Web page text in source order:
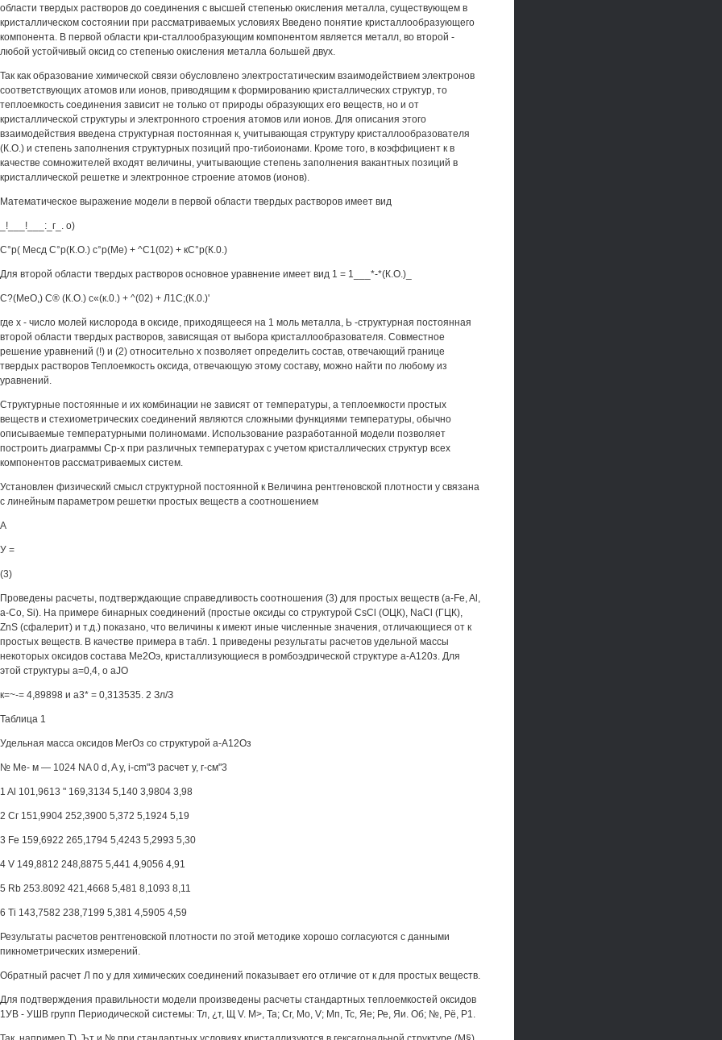
области твердых растворов до соединения с высшей степенью окисления металла, существующем в
кристаллическом состоянии при рассматриваемых условиях Введено понятие кристаллообразующего
компонента. В первой области кри-сталлообразующим компонентом является металл, во второй -
любой устойчивый оксид со степенью окисления металла большей двух.
Так как образование химической связи обусловлено электростатическим взаимодействием электронов
соответствующих атомов или ионов, приводящим к формированию кристаллических структур, то
теплоемкость соединения зависит не только от природы образующих его веществ, но и от
кристаллической структуры и электронного строения атомов или ионов. Для описания этого
взаимодействия введена структурная постоянная к, учитывающая структуру кристаллообразователя
(К.О.) и степень заполнения структурных позиций про-тибоионами. Кроме того, в коэффициент к в
качестве сомножителей входят величины, учитывающие степень заполнения вакантных позиций в
кристаллической решетке и электронное строение атомов (ионов).
Математическое выражение модели в первой области твердых растворов имеет вид
_!___!___:_г_. о)
С°р( Месд С°р(К.О.) с°р(Ме) + ^С1(02) + кС°р(К.0.)
Для второй области твердых растворов основное уравнение имеет вид 1 = 1___*-*(К.О.)_
С?(МеО,) С® (К.О.) с«(к.0.) + ^(02) + Л1С;(К.0.)'
где х - число молей кислорода в оксиде, приходящееся на 1 моль металла, Ь -структурная постоянная
второй области твердых растворов, зависящая от выбора кристаллообразователя. Совместное
решение уравнений (!) и (2) относительно х позволяет определить состав, отвечающий границе
твердых растворов Теплоемкость оксида, отвечающую этому составу, можно найти по любому из
уравнений.
Структурные постоянные и их комбинации не зависят от температуры, а теплоемкости простых
веществ и стехиометрических соединений являются сложными функциями температуры, обычно
описываемые температурными полиномами. Использование разработанной модели позволяет
построить диаграммы Ср-х при различных температурах с учетом кристаллических структур всех
компонентов рассматриваемых систем.
Установлен физический смысл структурной постоянной к Величина рентгеновской плотности у связана
с линейным параметром решетки простых веществ а соотношением
А
У =
(3)
Проведены расчеты, подтверждающие справедливость соотношения (3) для простых веществ (a-Fe, Al,
a-Co, Si). На примере бинарных соединений (простые оксиды со структурой CsCl (ОЦК), NaCl (ГЦК),
ZnS (сфалерит) и т.д.) показано, что величины к имеют иные численные значения, отличающиеся от к
простых веществ. В качестве примера в табл. 1 приведены результаты расчетов удельной массы
некоторых оксидов состава Ме2Оэ, кристаллизующиеся в ромбоэдрической структуре а-А120з. Для
этой структуры а=0,4, о aJO
к=~-= 4,89898 и а3* = 0,313535. 2 Зл/З
Таблица 1
Удельная масса оксидов МегОз со структурой а-А12Оз
№ Ме- м — 1024 NA 0 d, A y, i-cm"3 расчет у, г-см"3
1 Al 101,9613 " 169,3134 5,140 3,9804 3,98
2 Сг 151,9904 252,3900 5,372 5,1924 5,19
3 Fe 159,6922 265,1794 5,4243 5,2993 5,30
4 V 149,8812 248,8875 5,441 4,9056 4,91
5 Rb 253.8092 421,4668 5,481 8,1093 8,11
6 Ti 143,7582 238,7199 5,381 4,5905 4,59
Результаты расчетов рентгеновской плотности по этой методике хорошо согласуются с данными
пикнометрических измерений.
Обратный расчет Л по у для химических соединений показывает его отличие от к для простых веществ.
Для подтверждения правильности модели произведены расчеты стандартных теплоемкостей оксидов
1УВ - УШВ групп Периодической системы: Тл, ¿т, Щ V. М>, Та; Сг, Мо, V; Мп, Тс, Яе; Ре, Яи. Об; №, Рё, Р1.